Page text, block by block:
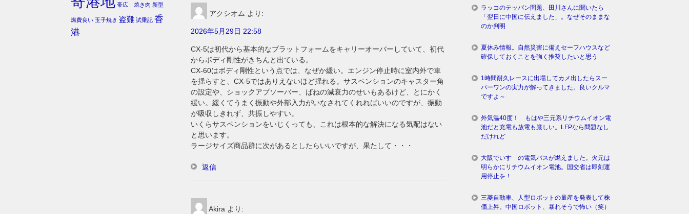
アクシオム より:
2026年5月29日 22:58
CX-5は初代から基本的なプラットフォームをキャリーオーバーしていて、初代
からボディ剛性がきちんと出ている。
CX-60はボディ剛性という点では、なぜか緩い。エンジン停止時に室内外で車
を揺らすと、CX-5ではありえないほど揺れる。サスペンションのキャスター角
の設定や、ショックアブソーバー、ばねの減衰力のせいもあるけど、とにかく
緩い。緩くてうまく振動や外部入力がいなされてくれればいいのですが、振動
が吸収しきれず、共振しやすい。
いくらサスペンションをいじくっても、これは根本的な解決になる気配はない
と思います。
ラージサイズ商品群に次があるとしたらいいですが、果たして・・・
返信
Akira より:
帯広 焼き肉 新型
燃費良い 玉子焼き 盗難 試乗記 香
港
ラッコのテッパン問題、田川さんに聞いたら
「翌日に中国に伝えました」。なぜそのままな
のか判明
夏休み情報。自然災害に備えセーフハウスなど
確保しておくことを強く推奨したいと思う
1時間耐久レースに出場してカメ出したらスー
パーワンの実力が解ってきました。良いクルマ
ですよ～
外気温40度！ もはや三元系リチウムイオン電
池だと充電も放電も厳しい。LFPなら問題なし
だけれど
大阪でいすゞの電気バスが燃えました。火元は
明らかにリチウムイオン電池。国交省は即刻運
用停止を！
三菱自動車、人型ロボットの量産を発表して株
価上昇。中国ロボット、暴れそうで怖い（笑）